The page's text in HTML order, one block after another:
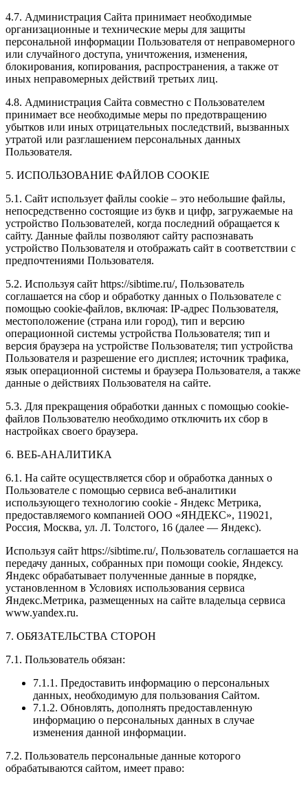
4.7. Администрация Сайта принимает необходимые
организационные и технические меры для защиты
персональной информации Пользователя от неправомерного
или случайного доступа, уничтожения, изменения,
блокирования, копирования, распространения, а также от
иных неправомерных действий третьих лиц.
4.8. Администрация Сайта совместно с Пользователем
принимает все необходимые меры по предотвращению
убытков или иных отрицательных последствий, вызванных
утратой или разглашением персональных данных
Пользователя.
5. ИСПОЛЬЗОВАНИЕ ФАЙЛОВ COOKIE
5.1. Сайт использует файлы cookie – это небольшие файлы,
непосредственно состоящие из букв и цифр, загружаемые на
устройство Пользователей, когда последний обращается к
сайту. Данные файлы позволяют сайту распознавать
устройство Пользователя и отображать сайт в соответствии с
предпочтениями Пользователя.
5.2. Используя сайт https://sibtime.ru/, Пользователь
соглашается на сбор и обработку данных о Пользователе с
помощью cookie-файлов, включая: IP-адрес Пользователя,
местоположение (страна или город), тип и версию
операционной системы устройства Пользователя; тип и
версия браузера на устройстве Пользователя; тип устройства
Пользователя и разрешение его дисплея; источник трафика,
язык операционной системы и браузера Пользователя, а также
данные о действиях Пользователя на сайте.
5.3. Для прекращения обработки данных с помощью cookie-
файлов Пользователю необходимо отключить их сбор в
настройках своего браузера.
6. ВЕБ-АНАЛИТИКА
6.1. На сайте осуществляется сбор и обработка данных о
Пользователе с помощью сервиса веб-аналитики
использующего технологию cookie - Яндекс Метрика,
предоставляемого компанией ООО «ЯНДЕКС», 119021,
Россия, Москва, ул. Л. Толстого, 16 (далее — Яндекс).
Используя сайт https://sibtime.ru/, Пользователь соглашается на
передачу данных, собранных при помощи cookie, Яндексу.
Яндекс обрабатывает полученные данные в порядке,
установленном в Условиях использования сервиса
Яндекс.Метрика, размещенных на сайте владельца сервиса
www.yandex.ru.
7. ОБЯЗАТЕЛЬСТВА СТОРОН
7.1. Пользователь обязан:
7.1.1. Предоставить информацию о персональных
данных, необходимую для пользования Сайтом.
7.1.2. Обновлять, дополнять предоставленную
информацию о персональных данных в случае
изменения данной информации.
7.2. Пользователь персональные данные которого
обрабатываются сайтом, имеет право: